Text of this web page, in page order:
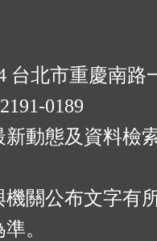
台北市重慶南路
0189
動態及資料檢
關公布文字有
。